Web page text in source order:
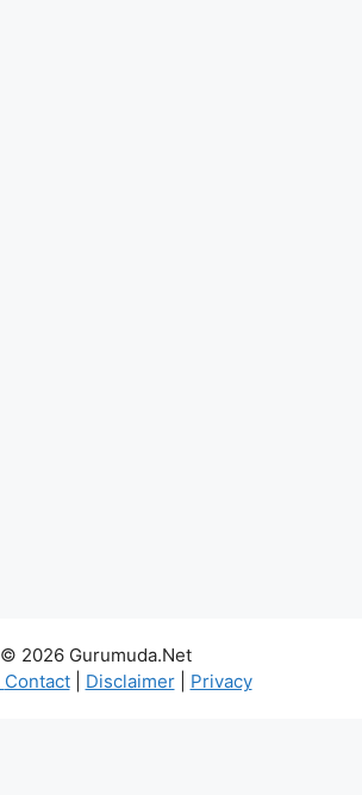
© 2026 Gurumuda.Net
Contact| Disclaimer| Privacy